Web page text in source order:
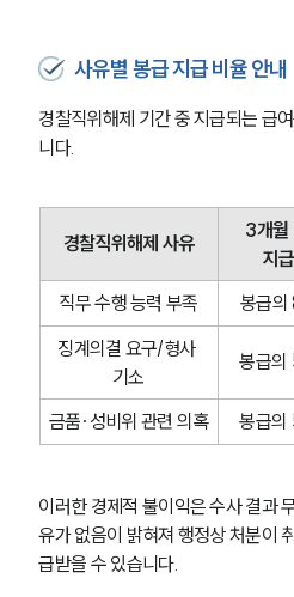
사유별 봉급 지급 비율 안내
경찰직위해제 기간 중 지급되는 급
니다.
경찰직위해제 사유
3개월
지
직무 수행 능력 부족
봉급
징계의결 요구/형사
기소
봉급
금품·성비위 관련 의혹 봉급
이러한 경제적 불이익은 수사 결과
유가 없음이 밝혀져 행정상 처분이
급받을 수 있습니다.